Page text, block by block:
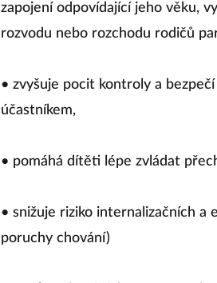
zapojení odpovídající jeho věku,
rozvodu nebo rozchodu rodičů
• zvyšuje pocit kontroly a
účastníkem,
• pomáhá dítěti lépe zvládat
• snižuje riziko internalizačních a
poruchy chování)